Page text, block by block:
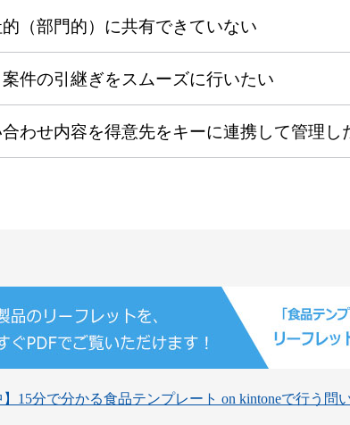
（部門的）に共有できていない
件の引継ぎをスムーズに行いたい
わせ内容を得意先をキーに連携して管理し
】15分で分かる食品テンプレート on kintoneで行う問